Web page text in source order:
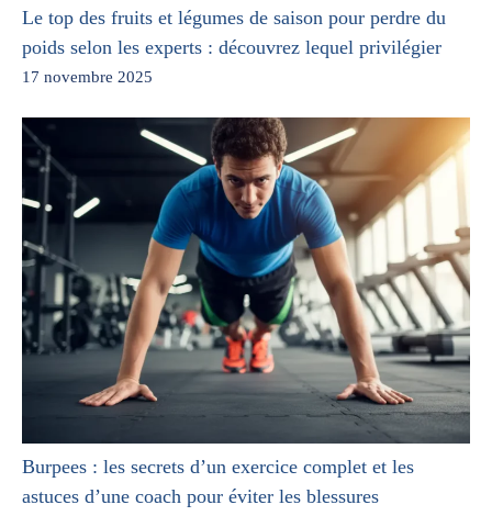
Le top des fruits et légumes de saison pour perdre du
poids selon les experts : découvrez lequel privilégier
17 novembre 2025
Burpees : les secrets d’un exercice complet et les
astuces d’une coach pour éviter les blessures